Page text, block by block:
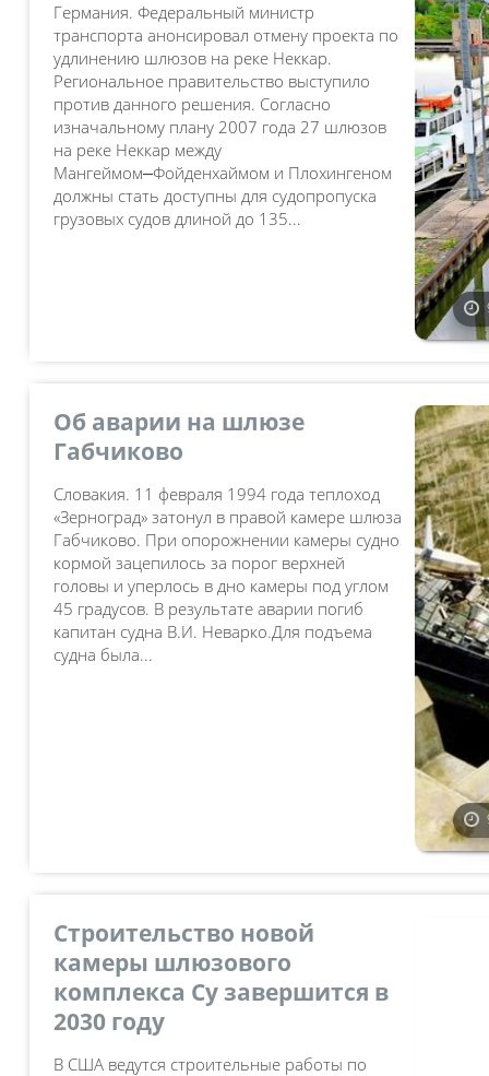
Германия. Федеральный министр
транспорта анонсировал отмену проекта по
удлинению шлюзов на реке Неккар.
Региональное правительство выступило
против данного решения. Согласно
изначальному плану 2007 года 27 шлюзов
на реке Неккар между
Мангеймом⎼Фойденхаймом и Плохингеном
должны стать доступны для судопропуска
грузовых судов длиной до 135...
Об аварии на шлюзе
Габчиково
Словакия. 11 февраля 1994 года теплоход
«Зерноград» затонул в правой камере шлюза
Габчиково. При опорожнении камеры судно
кормой зацепилось за порог верхней
головы и уперлось в дно камеры под углом
45 градусов. В результате аварии погиб
капитан судна В.И. Неварко.Для подъема
судна была...
Cтроительство новой
камеры шлюзового
комплекса Су завершится в
2030 году
В США ведутся строительные работы по